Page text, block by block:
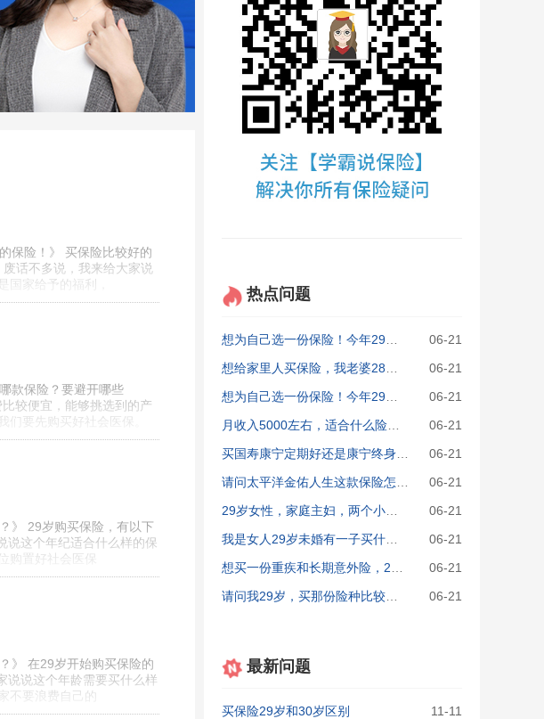
保险！》 买保险比较好的
话不多说，我来给大家说
家给予的福利，
款保险？要避开哪些
较便宜，能够挑选到的产
们要先购买好社会医保。
》 29岁购买保险，有以下
说这个年纪适合什么样的保
购置好社会医保
》 在29岁开始购买保险的
说说这个年龄需要买什么样
不要浪费自己的
热点问题
06-21
06-21
06-21
06-21
06-21
06-21
06-21
06-21
06-21
06-21
最新问题
买保险29岁和30岁区别
11-11